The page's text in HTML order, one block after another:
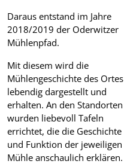
Daraus entstand im Jahre
2018/2019 der Oderwitzer
Mühlenpfad.
Mit diesem wird die
Mühlengeschichte des Ortes
lebendig dargestellt und
erhalten. An den Standorten
wurden liebevoll Tafeln
errichtet, die die Geschichte
und Funktion der jeweiligen
Mühle anschaulich erklären.